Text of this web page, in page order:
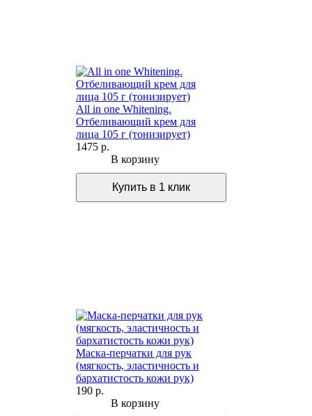
All in one Whitening.
Отбеливающий крем для
лица 105 г (тонизирует)
1475 р.
В корзину
Маска-перчатки для рук
(мягкость, эластичность и
бархатистость кожи рук)
190 р.
В корзину